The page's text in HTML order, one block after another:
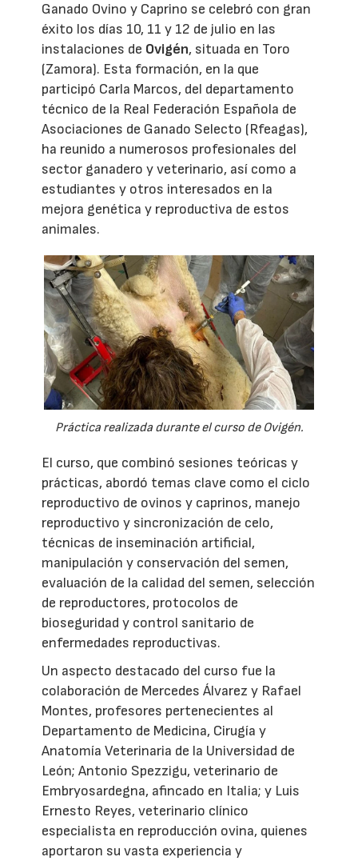
Ganado Ovino y Caprino se celebró con gran
éxito los días 10, 11 y 12 de julio en las
instalaciones de Ovigén, situada en Toro
(Zamora). Esta formación, en la que
participó Carla Marcos, del departamento
técnico de la Real Federación Española de
Asociaciones de Ganado Selecto (Rfeagas),
ha reunido a numerosos profesionales del
sector ganadero y veterinario, así como a
estudiantes y otros interesados en la
mejora genética y reproductiva de estos
animales.
Práctica realizada durante el curso de Ovigén.
El curso, que combinó sesiones teóricas y
prácticas, abordó temas clave como el ciclo
reproductivo de ovinos y caprinos, manejo
reproductivo y sincronización de celo,
técnicas de inseminación artificial,
manipulación y conservación del semen,
evaluación de la calidad del semen, selección
de reproductores, protocolos de
bioseguridad y control sanitario de
enfermedades reproductivas.
Un aspecto destacado del curso fue la
colaboración de Mercedes Álvarez y Rafael
Montes, profesores pertenecientes al
Departamento de Medicina, Cirugía y
Anatomía Veterinaria de la Universidad de
León; Antonio Spezzigu, veterinario de
Embryosardegna, afincado en Italia; y Luis
Ernesto Reyes, veterinario clínico
especialista en reproducción ovina, quienes
aportaron su vasta experiencia y